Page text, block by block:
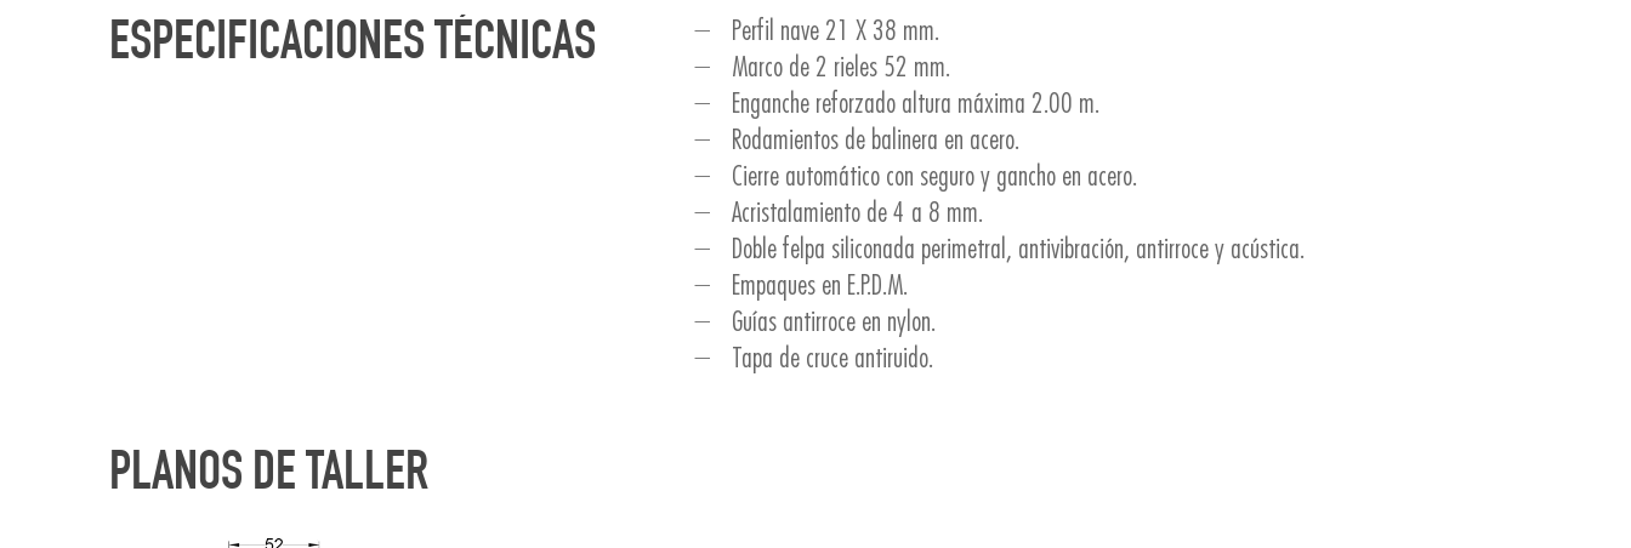
ESPECIFICACIONES TÉCNICAS
Perfil nave 21 X 38 mm.
Marco de 2 rieles 52 mm.
Enganche reforzado altura máxima 2.00 m.
Rodamientos de balinera en acero.
Cierre automático con seguro y gancho en acero.
Acristalamiento de 4 a 8 mm.
Doble felpa siliconada perimetral, antivibración, antirroce y acústica.
Empaques en E.P.D.M.
Guías antirroce en nylon.
Tapa de cruce antiruido.
PLANOS DE TALLER